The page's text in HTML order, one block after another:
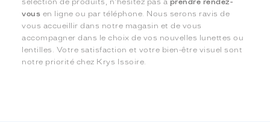
sélection de produits, n'hésitez pas à prendre rendez-
vous en ligne ou par téléphone. Nous serons ravis de
vous accueillir dans notre magasin et de vous
accompagner dans le choix de vos nouvelles lunettes ou
lentilles. Votre satisfaction et votre bien-être visuel sont
notre priorité chez Krys Issoire.